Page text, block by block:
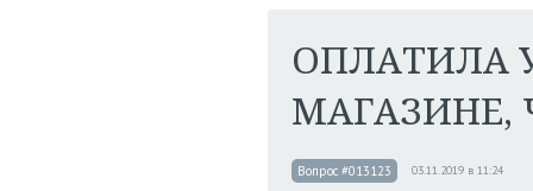
ОПЛАТИЛА
МАГАЗИНЕ,
Вопрос #013123 03.11.2019 в 11:24